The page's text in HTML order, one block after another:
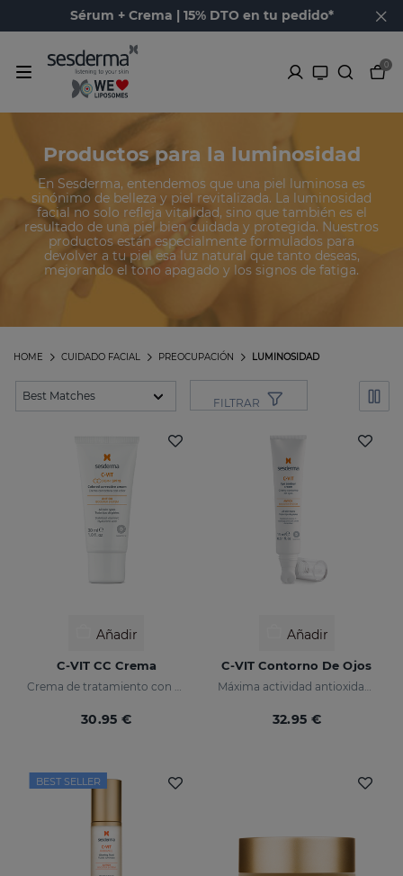
Sérum + Crema | 15% DTO en tu pedido*
0
Productos para la luminosidad
En Sesderma, entendemos que una piel luminosa es
sinónimo de belleza y piel revitalizada. La luminosidad
facial no solo refleja vitalidad, sino que también es el
resultado de una piel bien cuidada y protegida. Nuestros
productos están especialmente formulados para
devolver a tu piel esa luz natural que tanto deseas,
mejorando el tono apagado y los signos de fatiga.
LUMINOSIDAD
PREOCUPACIÓN
CUIDADO FACIAL
HOME
FILTRAR
Añadir
C-VIT CC Crema
Crema de tratamiento con color, antioxidante con vitamina C y ácido hialurónico
30.95 €
Añadir
C-VIT Contorno De Ojos
Máxima actividad antioxidante
32.95 €
BEST SELLER